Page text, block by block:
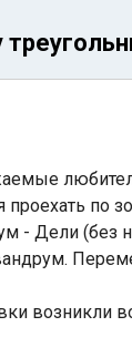
проехать по
- Дели (без
возникли